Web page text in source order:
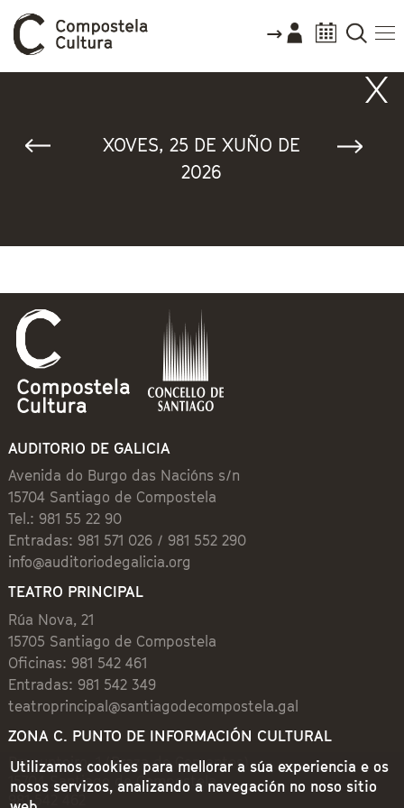
XOVES, 25 DE XUÑO DE
2026
AUDITORIO DE GALICIA
Avenida do Burgo das Nacións s/n
15704 Santiago de Compostela
Tel.: 981 55 22 90
Entradas: 981 571 026 / 981 552 290
info@auditoriodegalicia.org
TEATRO PRINCIPAL
Rúa Nova, 21
15705 Santiago de Compostela
Oficinas: 981 542 461
Entradas: 981 542 349
teatroprincipal@santiagodecompostela.gal
ZONA C. PUNTO DE INFORMACIÓN CULTURAL
Preguntoiro, 1 (Praza de Cervantes)
15704 Santiago de Compostela
981 542 462
Utilizamos cookies para mellorar a súa experiencia e os
nosos servizos, analizando a navegación no noso sitio